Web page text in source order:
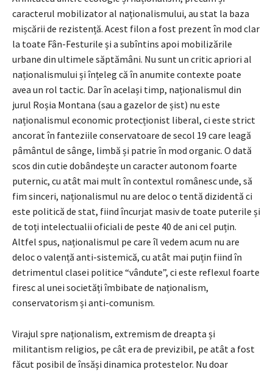
caracterul mobilizator al naționalismului, au stat la baza
mișcării de rezistență. Acest filon a fost prezent în mod clar
la toate Fân-Festurile și a subîntins apoi mobilizările
urbane din ultimele săptămâni. Nu sunt un critic apriori al
naționalismului și înțeleg că în anumite contexte poate
avea un rol tactic. Dar în același timp, naționalismul din
jurul Roșia Montana (sau a gazelor de șist) nu este
naționalismul economic protecționist liberal, ci este strict
ancorat în fanteziile conservatoare de secol 19 care leagă
pâmântul de sânge, limbă și patrie în mod organic. O dată
scos din cutie dobândește un caracter autonom foarte
puternic, cu atât mai mult în contextul românesc unde, să
fim sinceri, naționalismul nu are deloc o tentă dizidentă ci
este politică de stat, fiind încurjat masiv de toate puterile și
de toți intelectualii oficiali de peste 40 de ani cel puțin.
Altfel spus, naționalismul pe care îl vedem acum nu are
deloc o valență anti-sistemică, cu atât mai puțin fiind în
detrimentul clasei politice “vândute”, ci este reflexul foarte
firesc al unei societăți îmbibate de naționalism,
conservatorism și anti-comunism.
Virajul spre naționalism, extremism de dreapta și
militantism religios, pe cât era de previzibil, pe atât a fost
făcut posibil de însăși dinamica protestelor. Nu doar